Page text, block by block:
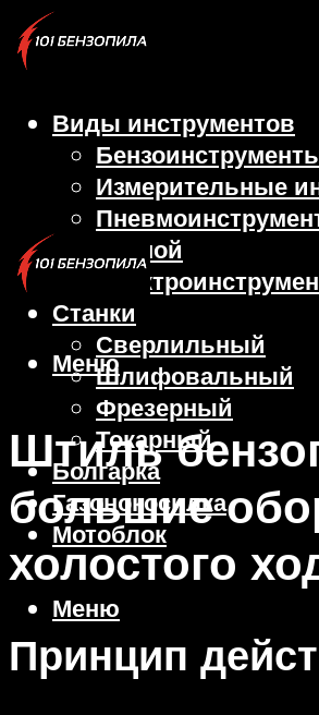
Виды инструментов
Измерительные
Ручной
Станки
Сверлильный
Шлифовальный
Фрезерный
Токарный
Болгарка
Газонокосилка
Мотоблок
Меню
Меню
Штиль
большие
холостого
Принцип